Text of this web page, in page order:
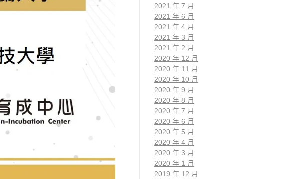
2021 年 7 月
2021 年 6 月
2021 年 4 月
2021 年 3 月
2021 年 2 月
2020 年 12 月
2020 年 11 月
2020 年 10 月
2020 年 9 月
2020 年 8 月
2020 年 7 月
2020 年 6 月
2020 年 5 月
2020 年 4 月
2020 年 3 月
2020 年 1 月
2019 年 12 月